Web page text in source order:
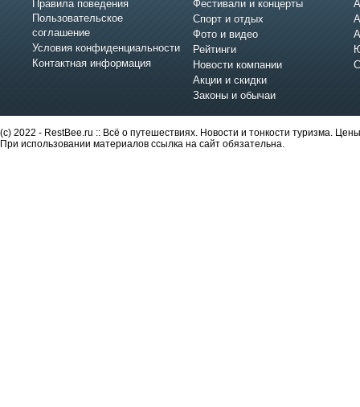
Правила поведения
Пользовательское
соглашение
Условия конфиденциальности
Контактная информация
Фестивали и концерты
Спорт и отдых
Фото и видео
Рейтинги
Новости компании
Акции и скидки
Законы и обычаи
(c) 2022 - RestBee.ru :: Всё о путешествиях. Новости и тонкости туризма.
При использовании материалов ссылка на сайт обязательна.